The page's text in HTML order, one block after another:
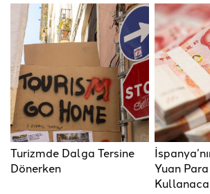
Turizmde Dalga Tersine
Dönerken
Yuan